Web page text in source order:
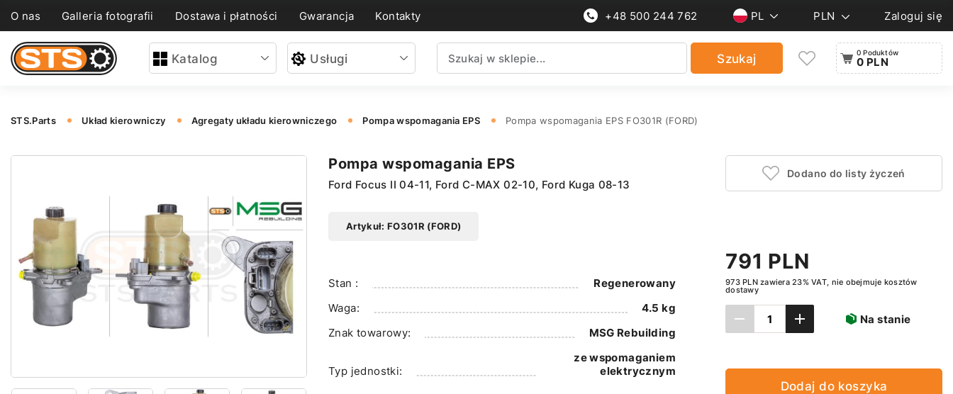
O nas Galleria fotografii Dostawa i płatności Gwarancja Kontakty +48 500 244 762 PL PLN Zaloguj się
Katalog Usługi Szukaj 0 Poduktów
0 PLN
STS.Parts Układ kierowniczy Agregaty układu kierowniczego Pompa wspomagania EPS Pompa wspomagania EPS FO301R (FORD)
Pompa wspomagania EPS
Ford Focus II 04-11, Ford C-MAX 02-10, Ford Kuga 08-13
Artykuł: FO301R (FORD)
Stan :
Regenerowany
Waga:
4.5 kg
Znak towarowy:
MSG Rebuilding
Typ jednostki:
ze wspomaganiem
elektrycznym
Dodano do listy życzeń
791 PLN
973 PLN zawiera 23% VAT, nie obejmuje kosztów
dostawy
Na stanie
Dodaj do koszyka